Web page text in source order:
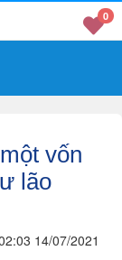
0
vốn
lão
14/07/2021